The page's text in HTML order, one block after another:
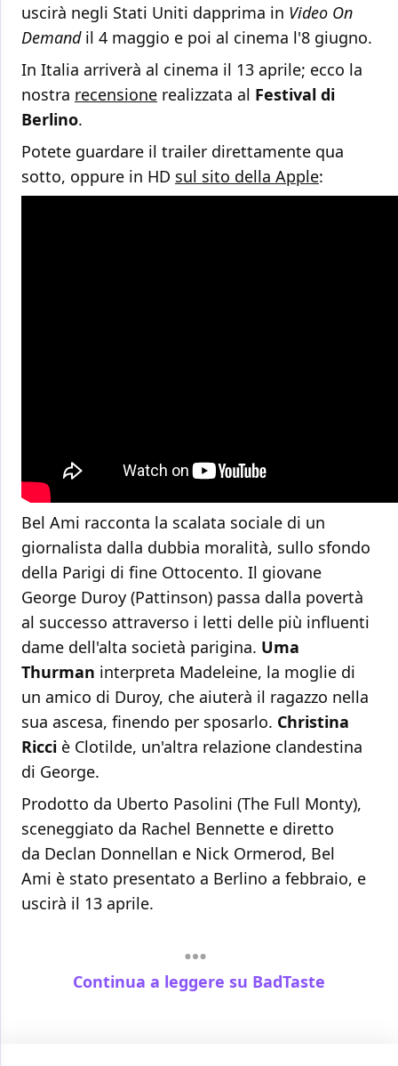
uscirà negli Stati Uniti dapprima in Video On
Demandil 4 maggio e poi al cinema l'8 giugno.
In Italia arriverà al cinema il 13 aprile; ecco la
nostra recensione realizzata al Festival di
Berlino.
Potete guardare il trailer direttamente qua
sotto, oppure in HD sul sito della Apple:
Bel Ami racconta la scalata sociale di un
giornalista dalla dubbia moralità, sullo sfondo
della Parigi di fine Ottocento. Il giovane
George Duroy (Pattinson) passa dalla povertà
al successo attraverso i letti delle più influenti
dame dell'alta società parigina. Uma
Thurman interpreta Madeleine, la moglie di
un amico di Duroy, che aiuterà il ragazzo nella
sua ascesa, finendo per sposarlo. Christina
Ricci è Clotilde, un'altra relazione clandestina
di George.
Prodotto da Uberto Pasolini (The Full Monty),
sceneggiato da Rachel Bennette e diretto
da Declan Donnellan e Nick Ormerod, Bel
Ami è stato presentato a Berlino a febbraio, e
uscirà il 13 aprile.
Continua a leggere su BadTaste